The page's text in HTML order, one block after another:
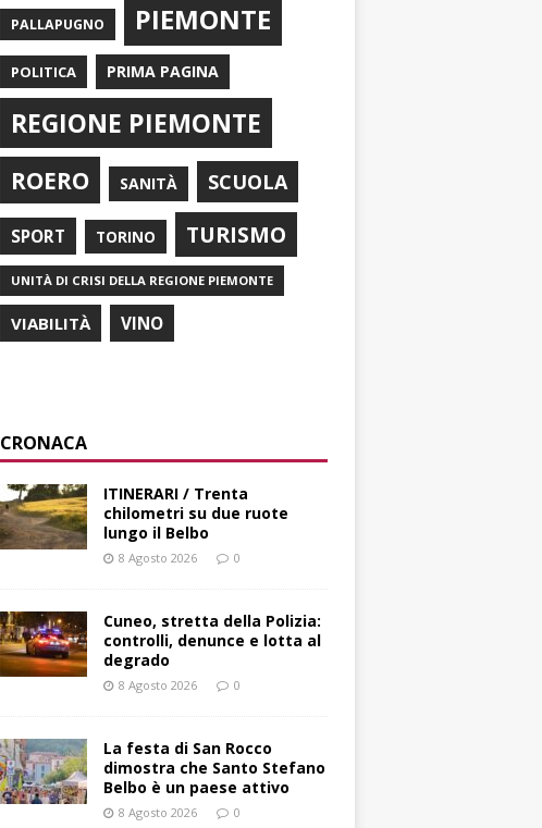
PALLAPUGNO PIEMONTE
POLITICA PRIMA PAGINA
REGIONE PIEMONTE
ROERO SANITÀ SCUOLA
SPORT TORINO TURISMO
UNITÀ DI CRISI DELLA REGIONE PIEMONTE
VIABILITÀ VINO
CRONACA
ITINERARI / Trenta
chilometri su due ruote
lungo il Belbo
8 Agosto 2026 0
Cuneo, stretta della Polizia:
controlli, denunce e lotta al
degrado
8 Agosto 2026 0
La festa di San Rocco
dimostra che Santo Stefano
Belbo è un paese attivo
8 Agosto 2026 0